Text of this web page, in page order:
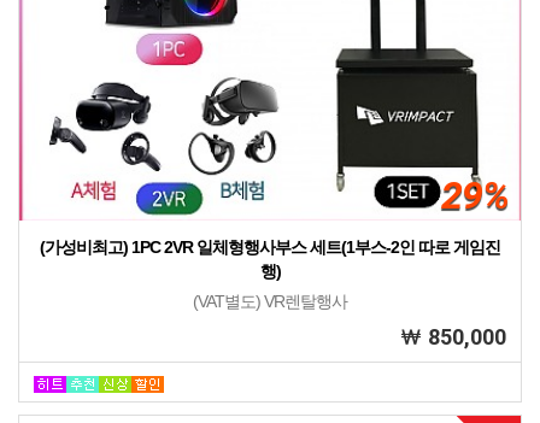
29%
(가성비최고) 1PC 2VR 일체형행사부스 세트(1부스-2인 따로 게임진
행)
(VAT별도) VR렌탈행사
850,000